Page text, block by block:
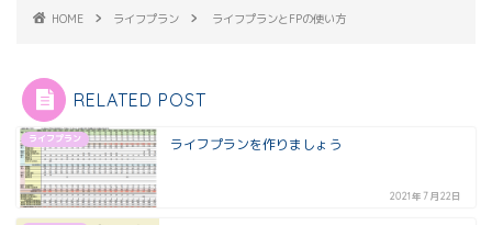
HOME ライフプラン ライフプランとFPの使い方
RELATED POST
ライフプラン ライフプランを作りましょう
2021年7月22日